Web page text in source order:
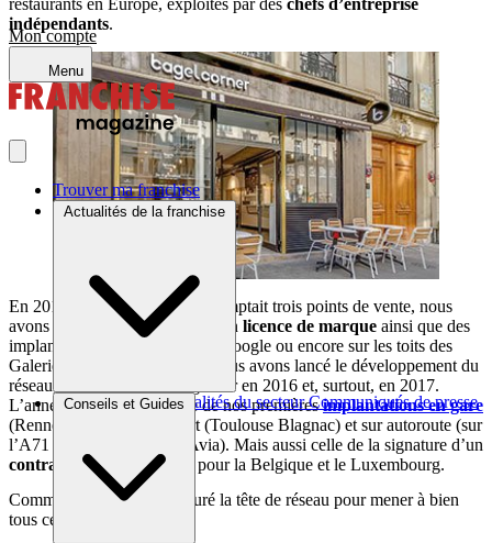
Mon compte
Menu
Trouver ma franchise
Actualités de la franchise
Brèves et actus Actualités du secteur Communiqués de presse
Conseils et Guides
restaurants en Europe, exploités par des chefs d’entreprise
indépendants.
En 2014, alors que le réseau comptait trois points de vente, nous
avons ouvert la première unité en licence de marque ainsi que des
implantations éphémères chez Google ou encore sur les toits des
Galeries Lafayette. En 2015, nous avons lancé le développement du
réseau, qui a commencé à grossir en 2016 et, surtout, en 2017.
L’année dernière a été celle de nos premièresimplantations en gare
(Rennes TGV), en aéroport (Toulouse Blagnac) et sur autoroute (sur
l’A71 en partenariat avec Avia). Mais aussi celle de la signature d’un
contrat de master licence
pour la Belgique et le Luxembourg.
Comment avez-vous structuré la tête de réseau pour mener à bien
tous ces projets ?